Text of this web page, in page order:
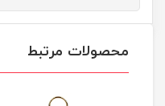
محصولات مرتبط